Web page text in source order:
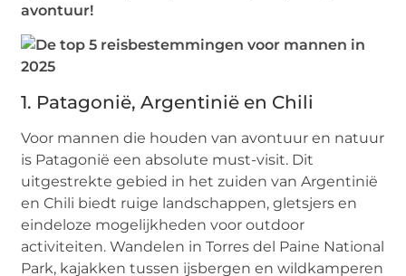
avontuur!
1. Patagonië, Argentinië en Chili
Voor mannen die houden van avontuur en natuur
is Patagonië een absolute must-visit. Dit
uitgestrekte gebied in het zuiden van Argentinië
en Chili biedt ruige landschappen, gletsjers en
eindeloze mogelijkheden voor outdoor
activiteiten. Wandelen in Torres del Paine National
Park, kajakken tussen ijsbergen en wildkamperen